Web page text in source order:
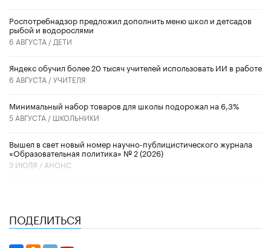
Роспотребнадзор предложил дополнить меню школ и детсадов
рыбой и водорослями
6 АВГУСТА / ДЕТИ
​Яндекс обучил более 20 тысяч учителей использовать ИИ в работе
6 АВГУСТА /УЧИТЕЛЯ
Минимальный набор товаров для школы подорожал на 6,3%
5 АВГУСТА / ШКОЛЬНИКИ
Вышел в свет новый номер научно-публицистического журнала
«Образовательная политика» № 2 (2026)
3 ИЮЛЯ / АНОНС
ПОДЕЛИТЬСЯ